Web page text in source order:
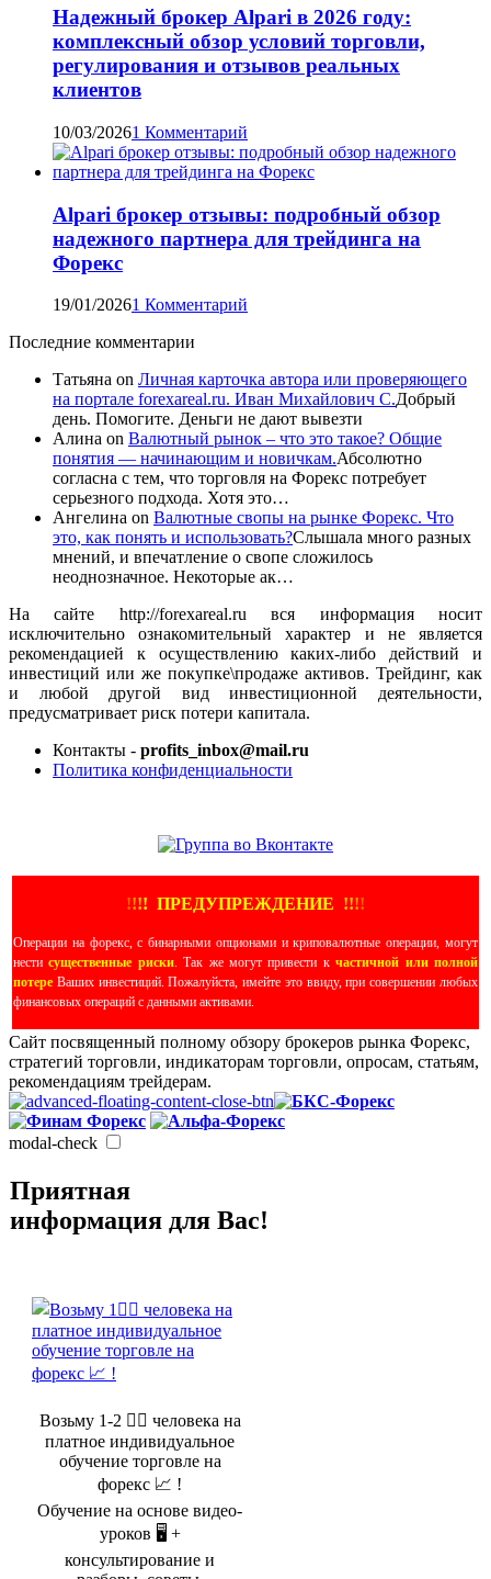
Надежный брокер Alpari в 2026 году:
комплексный обзор условий торговли,
регулирования и отзывов реальных
клиентов
10/03/20261 Комментарий
Alpari брокер отзывы: подробный обзор
надежного партнера для трейдинга на
Форекс
19/01/20261 Комментарий
Последние комментарии
Татьяна on Личная карточка автора или проверяющего
на портале forexareal.ru. Иван Михайлович С.Добрый
день. Помогите. Деньги не дают вывезти
Алина on Валютный рынок – что это такое? Общие
понятия — начинающим и новичкам.Абсолютно
согласна с тем, что торговля на Форекс потребует
серьезного подхода. Хотя это…
Ангелина on Валютные свопы на рынке Форекс. Что
это, как понять и использовать?Слышала много разных
мнений, и впечатление о свопе сложилось
неоднозначное. Некоторые ак…
На сайте http://forexareal.ru вся информация носит
исключительно ознакомительный характер и не является
рекомендацией к осуществлению каких-либо действий и
инвестиций или же покупке\продаже активов. Трейдинг, как
и любой другой вид инвестиционной деятельности,
предусматривает риск потери капитала.
Контакты - profits_inbox@mail.ru
Политика конфиденциальности
!!!! ПРЕДУПРЕЖДЕНИЕ !!!!
Операции на форекс, с бинарными опционами и криповалютные операции, могут
нестисущественные риски. Так же могут привести кчастичной или полной
потере Ваших инвестиций. Пожалуйста, имейте это ввиду, при совершении любых
финансовых операций с данными активами.
Сайт посвященный полному обзору брокеров рынка Форекс,
стратегий торговли, индикаторам торговли, опросам, статьям,
рекомендациям трейдерам.
modal-check
Приятная
информация для Вас!
Возьму 1-2 🤵‍♂️ человека на
платное индивидуальное
обучение торговле на
форекс 📈 !
Обучение на основе видео-
уроков 🖥️ +
консультирование и